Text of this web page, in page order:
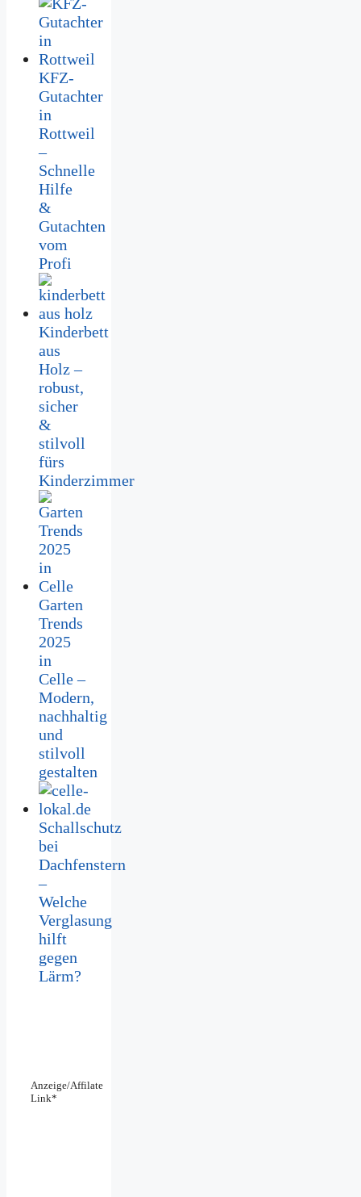
KFZ-
Gutachter
in
Rottweil
–
Schnelle
Hilfe
&
Gutachten
vom
Profi
Kinderbett
aus
Holz –
robust,
sicher
&
stilvoll
fürs
Kinderzimmer
Garten
Trends
2025
in
Celle –
Modern,
nachhaltig
und
stilvoll
gestalten
Schallschutz
bei
Dachfenstern
–
Welche
Verglasung
hilft
gegen
Lärm?
Anzeige/Affilate
Link*